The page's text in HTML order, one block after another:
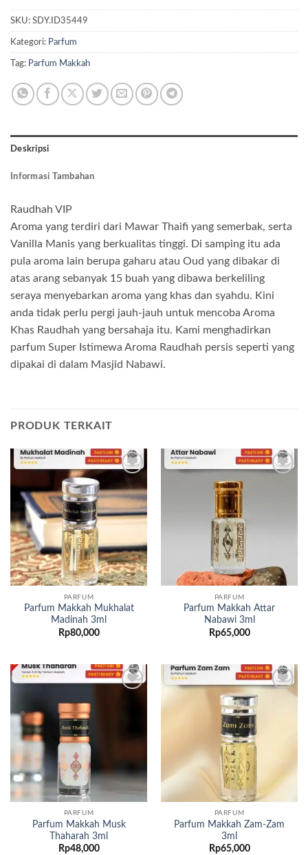
SKU: SDY.ID35449
Kategori: Parfum
Tag: Parfum Makkah
Deskripsi
Informasi Tambahan
Raudhah VIP
Aroma yang terdiri dari Mawar Thaifi yang semerbak, serta
Vanilla Manis yang berkualitas tinggi. Di samping itu ada
pula aroma lain berupa gaharu atau Oud yang dibakar di
atas arang sebanyak 15 buah yang dibawa berkeliling
seraya menyebarkan aroma yang khas dan syahdu. Kini
anda tidak perlu pergi jauh-jauh untuk mencoba Aroma
Khas Raudhah yang bersahaja itu. Kami menghadirkan
parfum Super Istimewa Aroma Raudhah persis seperti yang
dipakai di dalam Masjid Nabawi.
PRODUK TERKAIT
wishlist
PARFUM
Parfum Makkah Mukhalat
Madinah 3ml
Rp80,000
PARFUM
Parfum Makkah Attar
Nabawi 3ml
Rp65,000
PARFUM
Parfum Makkah Musk
Thaharah 3ml
Rp48,000
PARFUM
Parfum Makkah Zam-Zam
3ml
Rp65,000